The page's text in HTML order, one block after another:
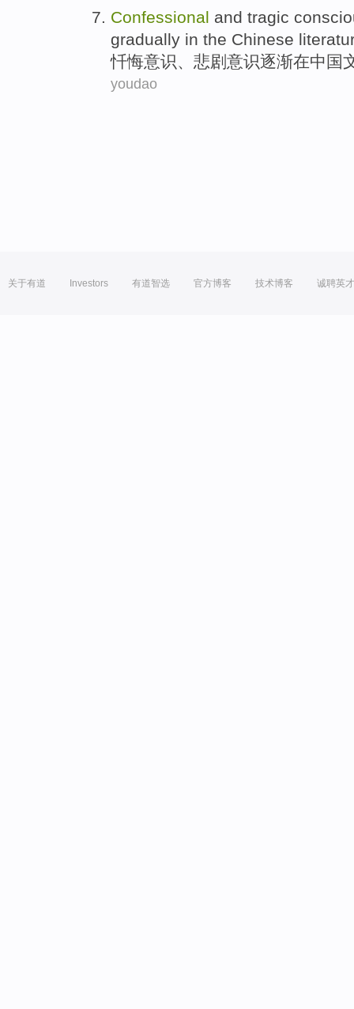
Confessional and tragic
gradually in the Chinese
忏悔意识、 悲剧意识逐渐在中国
youdao
关于有道 Investors 有道智选 官方博客 技术博客 诚聘英才